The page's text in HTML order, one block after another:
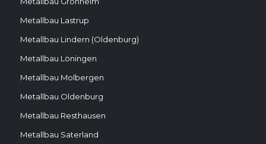
Metallbau Lastrup
Metallbau Lindern (Oldenburg)
Metallbau Löningen
Metallbau Molbergen
Metallbau Oldenburg
Metallbau Resthausen
Metallbau Saterland